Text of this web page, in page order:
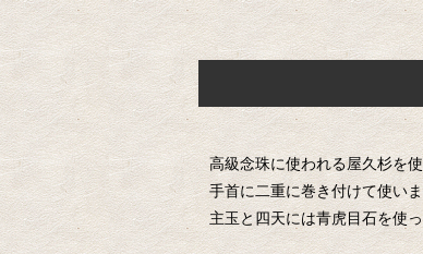
高級念珠に使われる屋久杉を
手首に二重に巻き付けて使い
主玉と四天には青虎目石を使